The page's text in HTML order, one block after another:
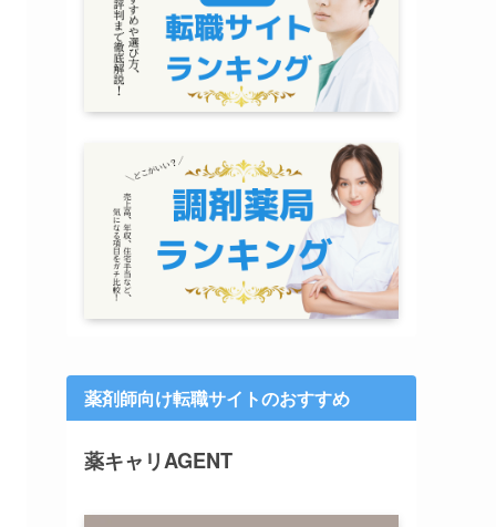
薬剤師向け転職サイトのおすすめ
薬キャリAGENT